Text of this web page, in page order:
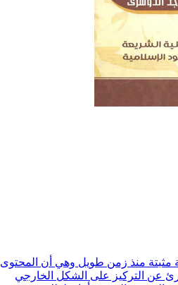
منذ زمن طويل وهي أن المحتوى
على الشكل الخارجي